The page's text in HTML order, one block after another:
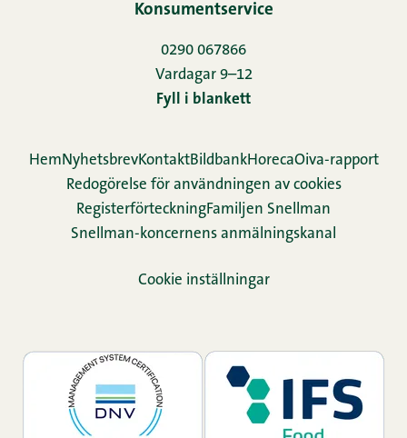
Konsumentservice
0290 067866
Vardagar 9–12
Fyll i blankett
HemNyhetsbrevKontaktBildbankHorecaOiva-rapport
Redogörelse för användningen av cookies
Re­gis­ter­för­teck­ningFamiljen Snellman
Snellman-koncernens anmälningskanal
Cookie inställningar